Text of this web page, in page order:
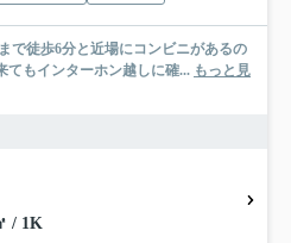
で徒歩6分と近場にコンビニがあるの
てもインターホン越しに確... もっと見
/ 1K